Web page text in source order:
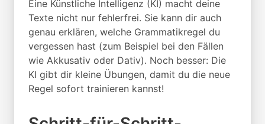
Eine Künstliche Intelligenz (KI) macht deine
Texte nicht nur fehlerfrei. Sie kann dir auch
genau erklären, welche Grammatikregel du
vergessen hast (zum Beispiel bei den Fällen
wie Akkusativ oder Dativ). Noch besser: Die
KI gibt dir kleine Übungen, damit du die neue
Regel sofort trainieren kannst!